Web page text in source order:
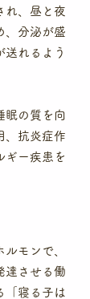
れ、昼と夜
、分泌が盛
送れるよう
眠の質を向
、抗炎症作
ギー疾患を
モンで、
達させる働
「寝る子は